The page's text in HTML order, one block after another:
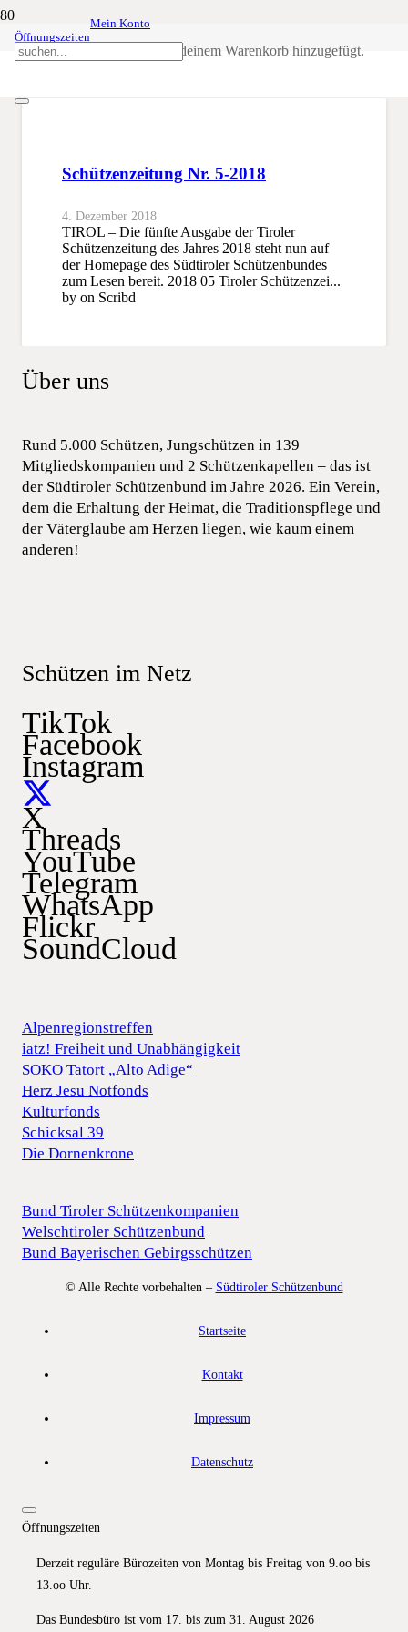
Öffnungszeiten
Mein Konto
wurde deinem Warenkorb hinzugefügt.
Nr. 5
Schützenzeitung Nr. 5-2018
4. Dezember 2018
TIROL – Die fünfte Ausgabe der Tiroler
Schützenzeitung des Jahres 2018 steht nun auf
der Homepage des Südtiroler Schützenbundes
zum Lesen bereit. 2018 05 Tiroler Schützenzei...
by on Scribd
Über uns
Rund 5.000 Schützen, Jungschützen in 139
Mitgliedskompanien und 2 Schützenkapellen – das ist
der Südtiroler Schützenbund im Jahre 2026. Ein Verein,
dem die Erhaltung der Heimat, die Traditionspflege und
der Väterglaube am Herzen liegen, wie kaum einem
anderen!
Schützen im Netz
TikTok
Facebook
Instagram
X
Threads
YouTube
Telegram
WhatsApp
Flickr
SoundCloud
Alpenregionstreffen
iatz! Freiheit und Unabhängigkeit
SOKO Tatort „Alto Adige“
Herz Jesu Notfonds
Kulturfonds
Schicksal 39
Die Dornenkrone
Bund Tiroler Schützenkompanien
Welschtiroler Schützenbund
Bund Bayerischen Gebirgsschützen
© Alle Rechte vorbehalten – Südtiroler Schützenbund
Startseite
Kontakt
Impressum
Datenschutz
Öffnungszeiten
Derzeit reguläre Bürozeiten von Montag bis Freitag von 9.oo bis
13.oo Uhr.
Das Bundesbüro ist vom 17. bis zum 31. August 2026